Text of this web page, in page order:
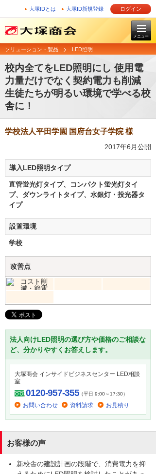
大塚IDとは 大塚ID新規登録 ログイン
メニュー
ソリューション・製品 LED照明
校内全てをLED照明にし 使用電
力量だけでなく契約電力も削減
生徒たちが明るい環境で学べる校
舎に！
学校法人平田学園 国府台女子学院 様
2017年6月公開
導入LED照明タイプ
直管蛍光灯タイプ、コンパクト蛍光灯タイ
プ、ダウンライトタイプ、水銀灯・投光器タ
イプ
設置環境
学校
改善点
法人向けLED照明の選び方や価格のご相談な
ど、分かりやすくお答えします。
大塚商会 インサイドビジネスセンター LED相談
室
0120-957-355（平日 9:00～17:30）
お問い合わせ 資料請求 お見積り
お客様の声
新校舎の建設計画の段階で、消費電力を抑